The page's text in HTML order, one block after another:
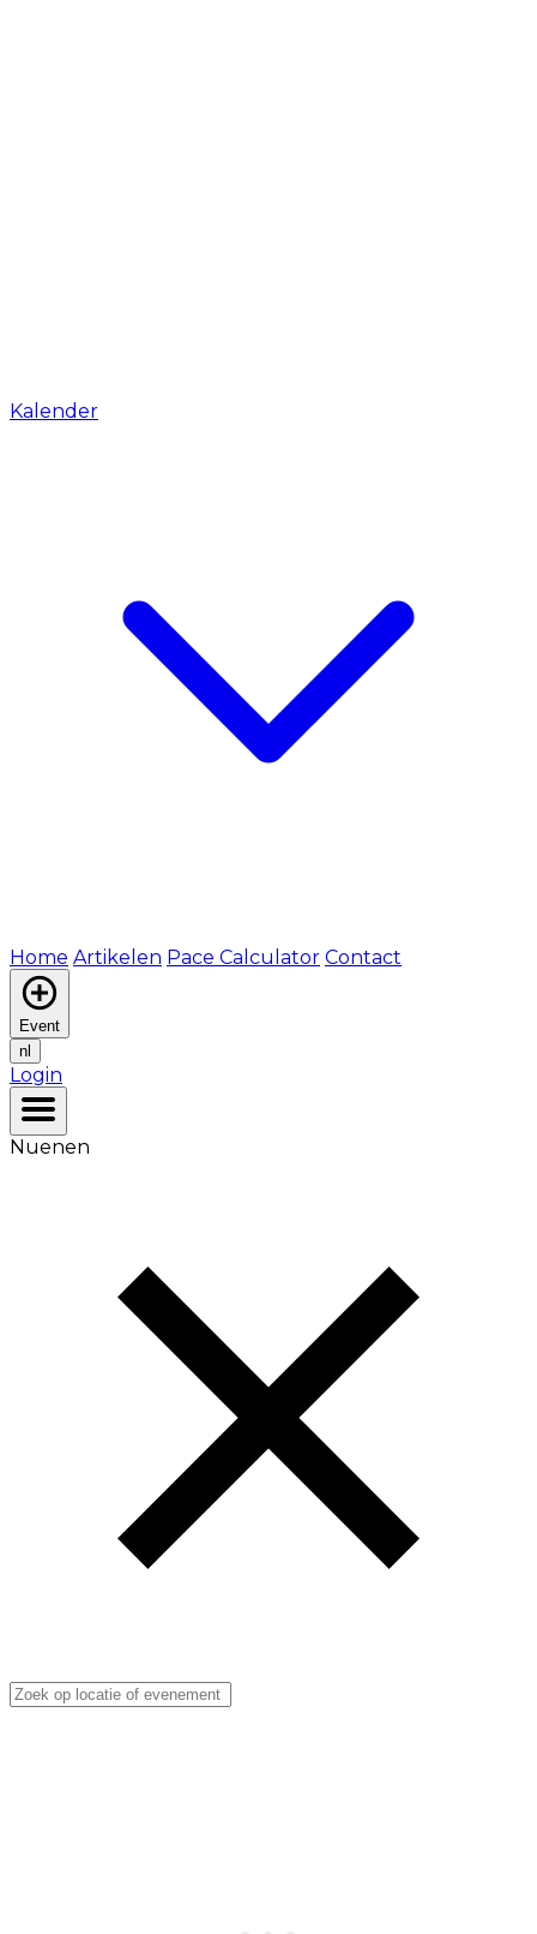
Kalender
Home Artikelen Pace Calculator Contact
Event
nl
Login
Nuenen